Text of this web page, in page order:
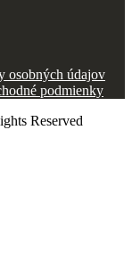
osobných údajov
podmienky
Reserved